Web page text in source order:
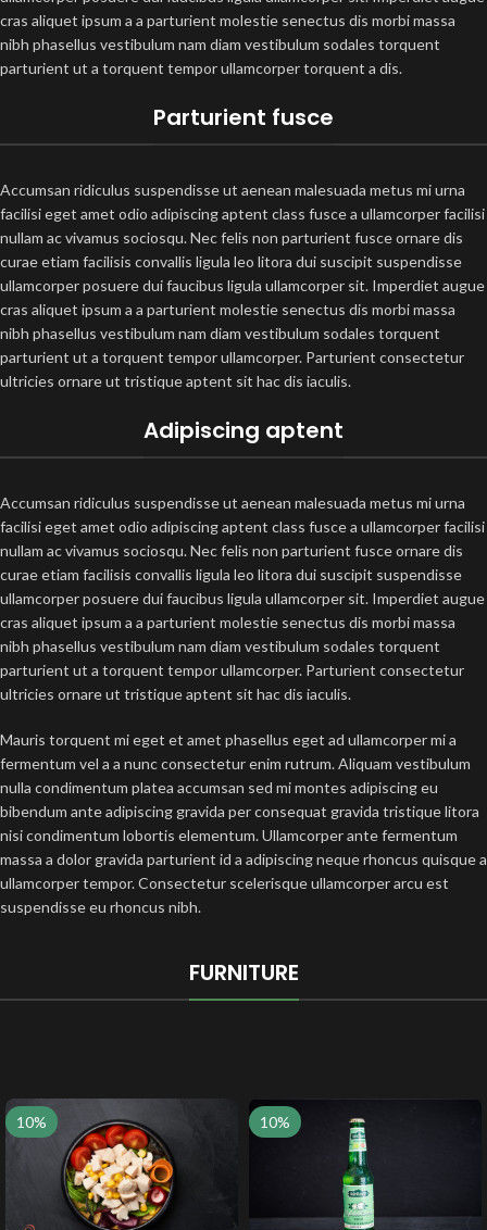
cras aliquet ipsum a a parturient molestie senectus dis morbi massa
nibh phasellus vestibulum nam diam vestibulum sodales torquent
parturient ut a torquent tempor ullamcorper torquent a dis.
Parturient fusce
Accumsan ridiculus suspendisse ut aenean malesuada metus mi urna
facilisi eget amet odio adipiscing aptent class fusce a ullamcorper facilisi
nullam ac vivamus sociosqu. Nec felis non parturient fusce ornare dis
curae etiam facilisis convallis ligula leo litora dui suscipit suspendisse
ullamcorper posuere dui faucibus ligula ullamcorper sit. Imperdiet augue
cras aliquet ipsum a a parturient molestie senectus dis morbi massa
nibh phasellus vestibulum nam diam vestibulum sodales torquent
parturient ut a torquent tempor ullamcorper. Parturient consectetur
ultricies ornare ut tristique aptent sit hac dis iaculis.
Adipiscing aptent
Accumsan ridiculus suspendisse ut aenean malesuada metus mi urna
facilisi eget amet odio adipiscing aptent class fusce a ullamcorper facilisi
nullam ac vivamus sociosqu. Nec felis non parturient fusce ornare dis
curae etiam facilisis convallis ligula leo litora dui suscipit suspendisse
ullamcorper posuere dui faucibus ligula ullamcorper sit. Imperdiet augue
cras aliquet ipsum a a parturient molestie senectus dis morbi massa
nibh phasellus vestibulum nam diam vestibulum sodales torquent
parturient ut a torquent tempor ullamcorper. Parturient consectetur
ultricies ornare ut tristique aptent sit hac dis iaculis.
Mauris torquent mi eget et amet phasellus eget ad ullamcorper mi a
fermentum vel a a nunc consectetur enim rutrum. Aliquam vestibulum
nulla condimentum platea accumsan sed mi montes adipiscing eu
bibendum ante adipiscing gravida per consequat gravida tristique litora
nisi condimentum lobortis elementum. Ullamcorper ante fermentum
massa a dolor gravida parturient id a adipiscing neque rhoncus quisque a
ullamcorper tempor. Consectetur scelerisque ullamcorper arcu est
suspendisse eu rhoncus nibh.
FURNITURE
10% 10%